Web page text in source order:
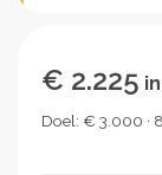
€ 2.225
Doel: € 3.000 ·